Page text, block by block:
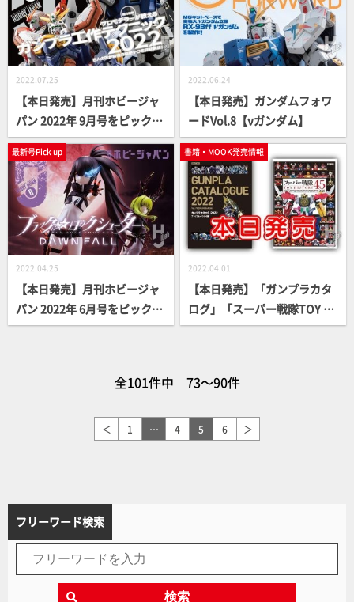
2022.07.25
【本日発売】月刊ホビージャ
パン 2022年 9月号をピックア
ップ！
2022.06.24
【本日発売】ガンダムフォワ
ードVol.8【νガンダム】
最新号Pick up
2022.04.25
【本日発売】月刊ホビージャ
パン 2022年 6月号をピックア
ップ！
書籍・MOOK発売情報
2022.04.01
【本日発売】「ガンプラカタ
ログ」「スーパー戦隊TOY HI
STORY」【資料に最適！】
全101件中 73～90件
＜ 1 … 4 5 6 ＞
フリーワード検索
検索